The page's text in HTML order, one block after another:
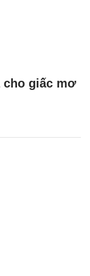
cho giấc mơ